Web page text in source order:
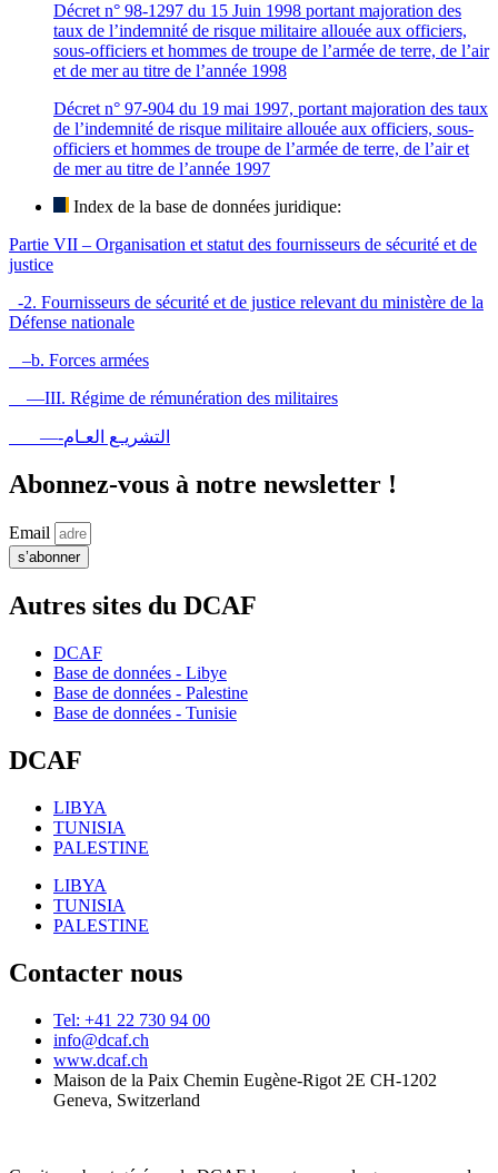
Décret n° 98-1297 du 15 Juin 1998 portant majoration des
taux de l’indemnité de risque militaire allouée aux officiers,
sous-officiers et hommes de troupe de l’armée de terre, de l’air
et de mer au titre de l’année 1998
Décret n° 97-904 du 19 mai 1997, portant majoration des taux
de l’indemnité de risque militaire allouée aux officiers, sous-
officiers et hommes de troupe de l’armée de terre, de l’air et
de mer au titre de l’année 1997
Index de la base de données juridique:
Partie VII – Organisation et statut des fournisseurs de sécurité et de
justice
-2. Fournisseurs de sécurité et de justice relevant du ministère de la
Défense nationale
–b. Forces armées
—III. Régime de rémunération des militaires
—-التشريـع العـام
Abonnez-vous à notre newsletter !
Email
s’abonner
Autres sites du DCAF
DCAF
Base de données - Libye
Base de données - Palestine
Base de données - Tunisie
DCAF
LIBYA
TUNISIA
PALESTINE
LIBYA
TUNISIA
PALESTINE
Contacter nous
Tel: +41 22 730 94 00
info@dcaf.ch
www.dcaf.ch
Maison de la Paix Chemin Eugène-Rigot 2E CH-1202
Geneva, Switzerland